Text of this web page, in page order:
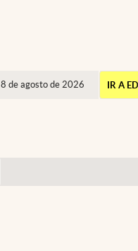
8 de agosto de 2026 IR A